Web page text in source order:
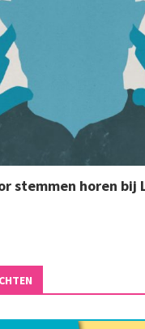
stemmen horen bij